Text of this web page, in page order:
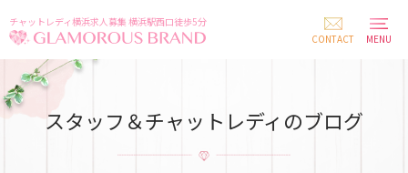
チャットレディ横浜求人募集 横浜駅西口徒歩5分
CONTACT
MENU
スタッフ＆チャットレディのブログ